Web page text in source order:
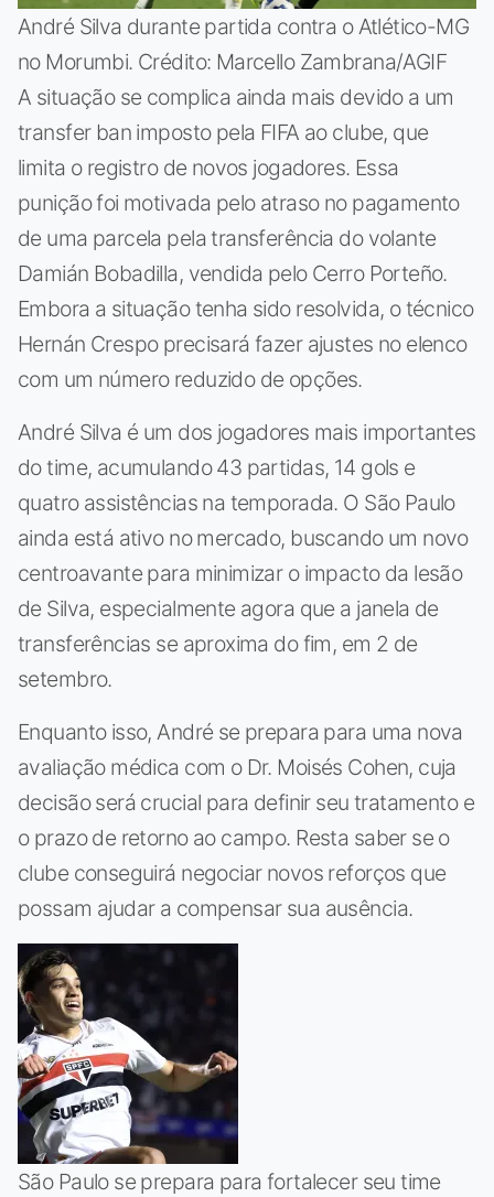
André Silva durante partida contra o Atlético-MG
no Morumbi. Crédito: Marcello Zambrana/AGIF
A situação se complica ainda mais devido a um
transfer ban imposto pela FIFA ao clube, que
limita o registro de novos jogadores. Essa
punição foi motivada pelo atraso no pagamento
de uma parcela pela transferência do volante
Damián Bobadilla, vendida pelo Cerro Porteño.
Embora a situação tenha sido resolvida, o técnico
Hernán Crespo precisará fazer ajustes no elenco
com um número reduzido de opções.
André Silva é um dos jogadores mais importantes
do time, acumulando 43 partidas, 14 gols e
quatro assistências na temporada. O São Paulo
ainda está ativo no mercado, buscando um novo
centroavante para minimizar o impacto da lesão
de Silva, especialmente agora que a janela de
transferências se aproxima do fim, em 2 de
setembro.
Enquanto isso, André se prepara para uma nova
avaliação médica com o Dr. Moisés Cohen, cuja
decisão será crucial para definir seu tratamento e
o prazo de retorno ao campo. Resta saber se o
clube conseguirá negociar novos reforços que
possam ajudar a compensar sua ausência.
São Paulo se prepara para fortalecer seu time